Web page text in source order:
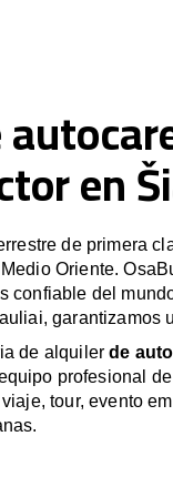
en
de primera
Oriente.
confiable del
garantizamos
de alquilerde
profesional
tour, evento